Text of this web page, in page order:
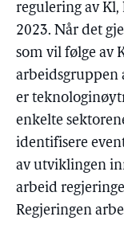
regulering av
2023. Når det
som vil følge av
arbeidsgruppen
er
enkelte
identifisere
av utviklingen
arbeid
Regjeringen